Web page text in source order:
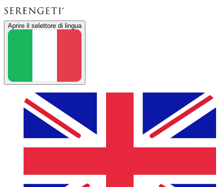
Aprire il selettore di lingua